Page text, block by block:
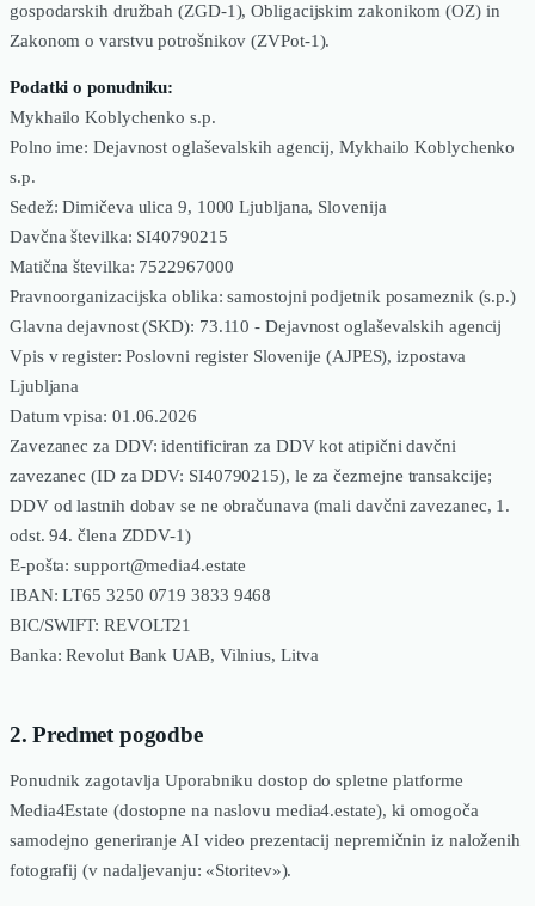
gospodarskih družbah (ZGD-1), Obligacijskim zakonikom (OZ) in
Zakonom o varstvu potrošnikov (ZVPot-1).
Podatki o ponudniku:
Mykhailo Koblychenko s.p.
Polno ime: Dejavnost oglaševalskih agencij, Mykhailo Koblychenko
s.p.
Sedež: Dimičeva ulica 9, 1000 Ljubljana, Slovenija
Davčna številka: SI40790215
Matična številka: 7522967000
Pravnoorganizacijska oblika: samostojni podjetnik posameznik (s.p.)
Glavna dejavnost (SKD): 73.110 - Dejavnost oglaševalskih agencij
Vpis v register: Poslovni register Slovenije (AJPES), izpostava
Ljubljana
Datum vpisa: 01.06.2026
Zavezanec za DDV: identificiran za DDV kot atipični davčni
zavezanec (ID za DDV: SI40790215), le za čezmejne transakcije;
DDV od lastnih dobav se ne obračunava (mali davčni zavezanec, 1.
odst. 94. člena ZDDV-1)
E-pošta: support@media4.estate
IBAN: LT65 3250 0719 3833 9468
BIC/SWIFT: REVOLT21
Banka: Revolut Bank UAB, Vilnius, Litva
2. Predmet pogodbe
Ponudnik zagotavlja Uporabniku dostop do spletne platforme
Media4Estate (dostopne na naslovu media4.estate), ki omogoča
samodejno generiranje AI video prezentacij nepremičnin iz naloženih
fotografij (v nadaljevanju: «Storitev»).